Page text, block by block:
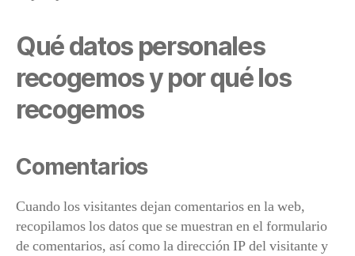
Qué datos personales
recogemos y por qué los
recogemos
Comentarios
Cuando los visitantes dejan comentarios en la web,
recopilamos los datos que se muestran en el formulario
de comentarios, así como la dirección IP del visitante y